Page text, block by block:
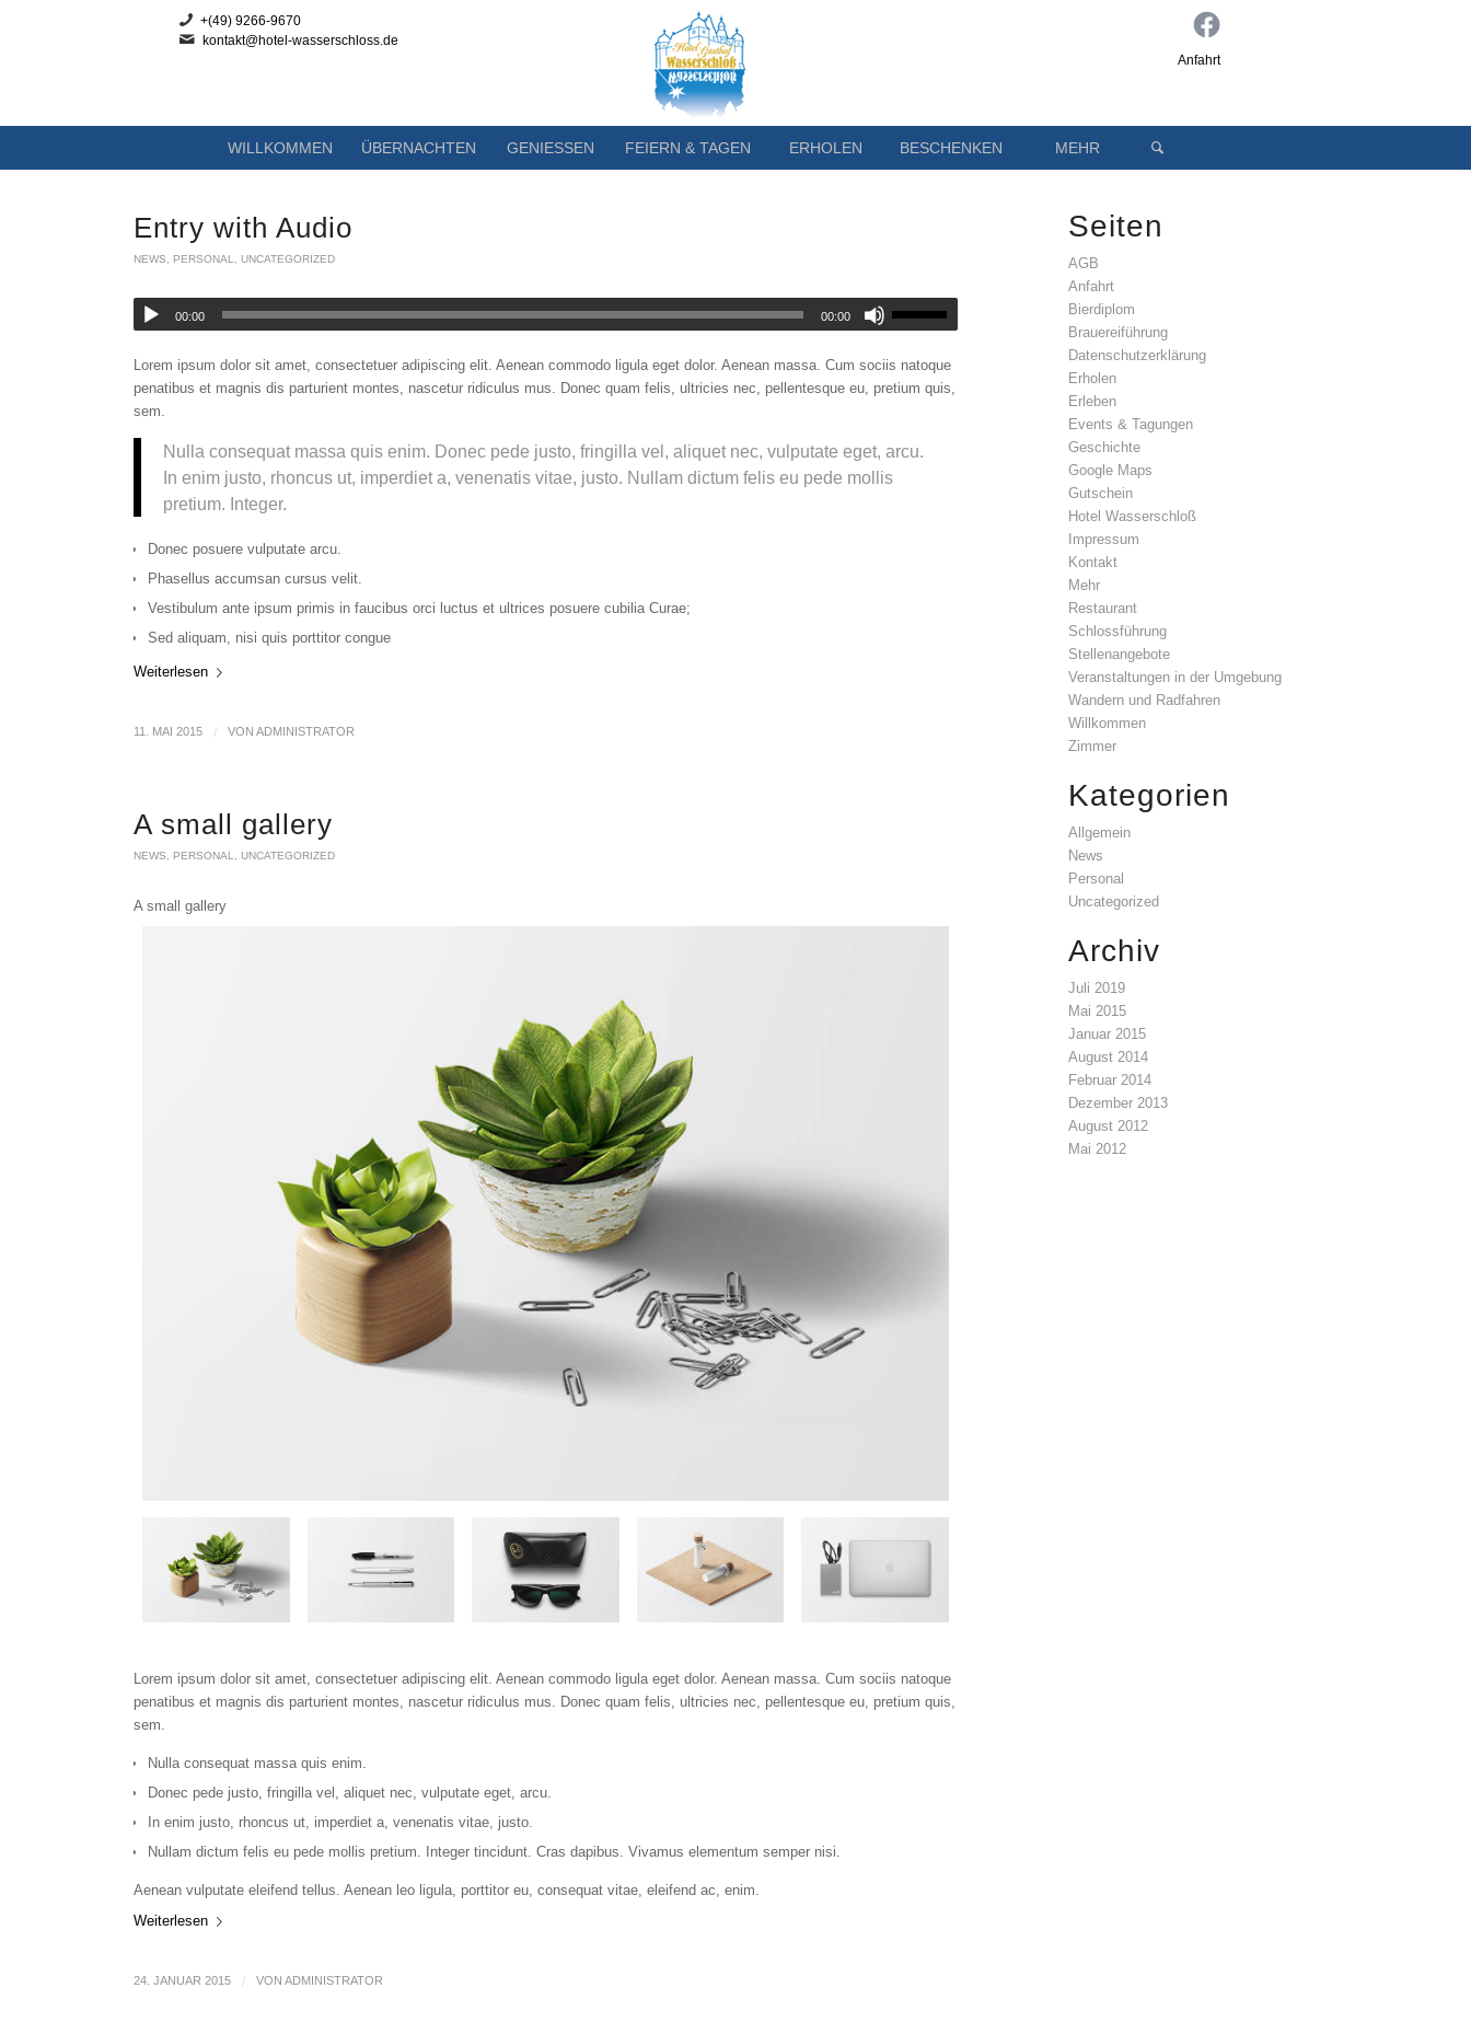
WILLKOMMEN ÜBERNACHTEN GENIESSEN FEIERN & TAGEN ERHOLEN BESCHENKEN MEHR
+(49) 9266-9670
kontakt@hotel-wasserschloss.de
Anfahrt
Entry with Audio
NEWS PERSONAL UNCATEGORIZED
00:00 00:00
Lorem ipsum dolor sit amet, consectetuer adipiscing elit. Aenean commodo ligula eget dolor. Aenean massa. Cum sociis natoque
penatibus et magnis dis parturient montes, nascetur ridiculus mus. Donec quam felis, ultricies nec, pellentesque eu, pretium quis,
sem.
Nulla consequat massa quis enim. Donec pede justo, fringilla vel, aliquet nec, vulputate eget, arcu.
In enim justo, rhoncus ut, imperdiet a, venenatis vitae, justo. Nullam dictum felis eu pede mollis
pretium. Integer.
Donec posuere vulputate arcu.
Phasellus accumsan cursus velit.
Vestibulum ante ipsum primis in faucibus orci luctus et ultrices posuere cubilia Curae;
Sed aliquam, nisi quis porttitor congue
Weiterlesen
11. MAI 2015 / VON ADMINISTRATOR
A small gallery
NEWS PERSONAL UNCATEGORIZED
A small gallery
Lorem ipsum dolor sit amet, consectetuer adipiscing elit. Aenean commodo ligula eget dolor. Aenean massa. Cum sociis natoque
penatibus et magnis dis parturient montes, nascetur ridiculus mus. Donec quam felis, ultricies nec, pellentesque eu, pretium quis,
sem.
Nulla consequat massa quis enim.
Donec pede justo, fringilla vel, aliquet nec, vulputate eget, arcu.
In enim justo, rhoncus ut, imperdiet a, venenatis vitae, justo.
Nullam dictum felis eu pede mollis pretium. Integer tincidunt. Cras dapibus. Vivamus elementum semper nisi.
Aenean vulputate eleifend tellus. Aenean leo ligula, porttitor eu, consequat vitae, eleifend ac, enim.
Weiterlesen
24. JANUAR 2015 / VON ADMINISTRATOR
Seiten
AGB
Anfahrt
Bierdiplom
Brauereiführung
Datenschutzerklärung
Erholen
Erleben
Events & Tagungen
Geschichte
Google Maps
Gutschein
Hotel Wasserschloß
Impressum
Kontakt
Mehr
Restaurant
Schlossführung
Stellenangebote
Veranstaltungen in der Umgebung
Wandern und Radfahren
Willkommen
Zimmer
Kategorien
Allgemein
News
Personal
Uncategorized
Archiv
Juli 2019
Mai 2015
Januar 2015
August 2014
Februar 2014
Dezember 2013
August 2012
Mai 2012